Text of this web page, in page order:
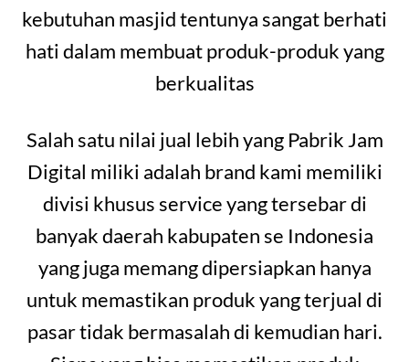
kebutuhan masjid tentunya sangat berhati
hati dalam membuat produk-produk yang
berkualitas
Salah satu nilai jual lebih yang Pabrik Jam
Digital miliki adalah brand kami memiliki
divisi khusus service yang tersebar di
banyak daerah kabupaten se Indonesia
yang juga memang dipersiapkan hanya
untuk memastikan produk yang terjual di
pasar tidak bermasalah di kemudian hari.